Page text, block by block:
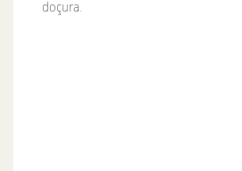
doçura.